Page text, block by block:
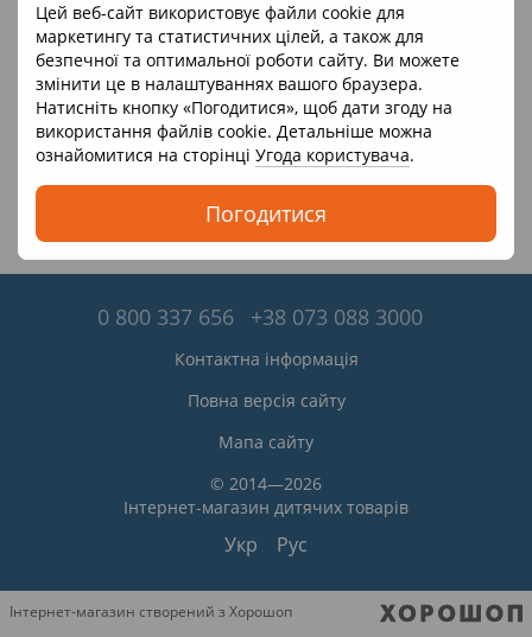
Цей веб-сайт використовує файли cookie для
маркетингу та статистичних цілей, а також для
безпечної та оптимальної роботи сайту. Ви можете
змінити це в налаштуваннях вашого браузера.
Натисніть кнопку «Погодитися», щоб дати згоду на
використання файлів cookie. Детальніше можна
ознайомитися на сторінці Угода користувача.
Погодитися
0 800 337 656 +38 073 088 3000
Контактна інформація
Повна версія сайту
Мапа сайту
© 2014—2026
Інтернет-магазин дитячих товарів
Укр Рус
Інтернет-магазин створений з Хорошоп